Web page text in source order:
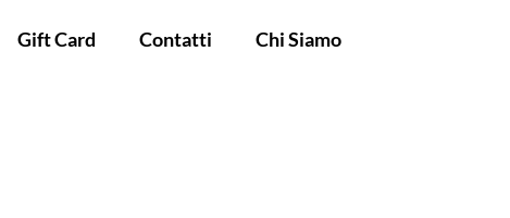
Gift Card Contatti Chi Siamo